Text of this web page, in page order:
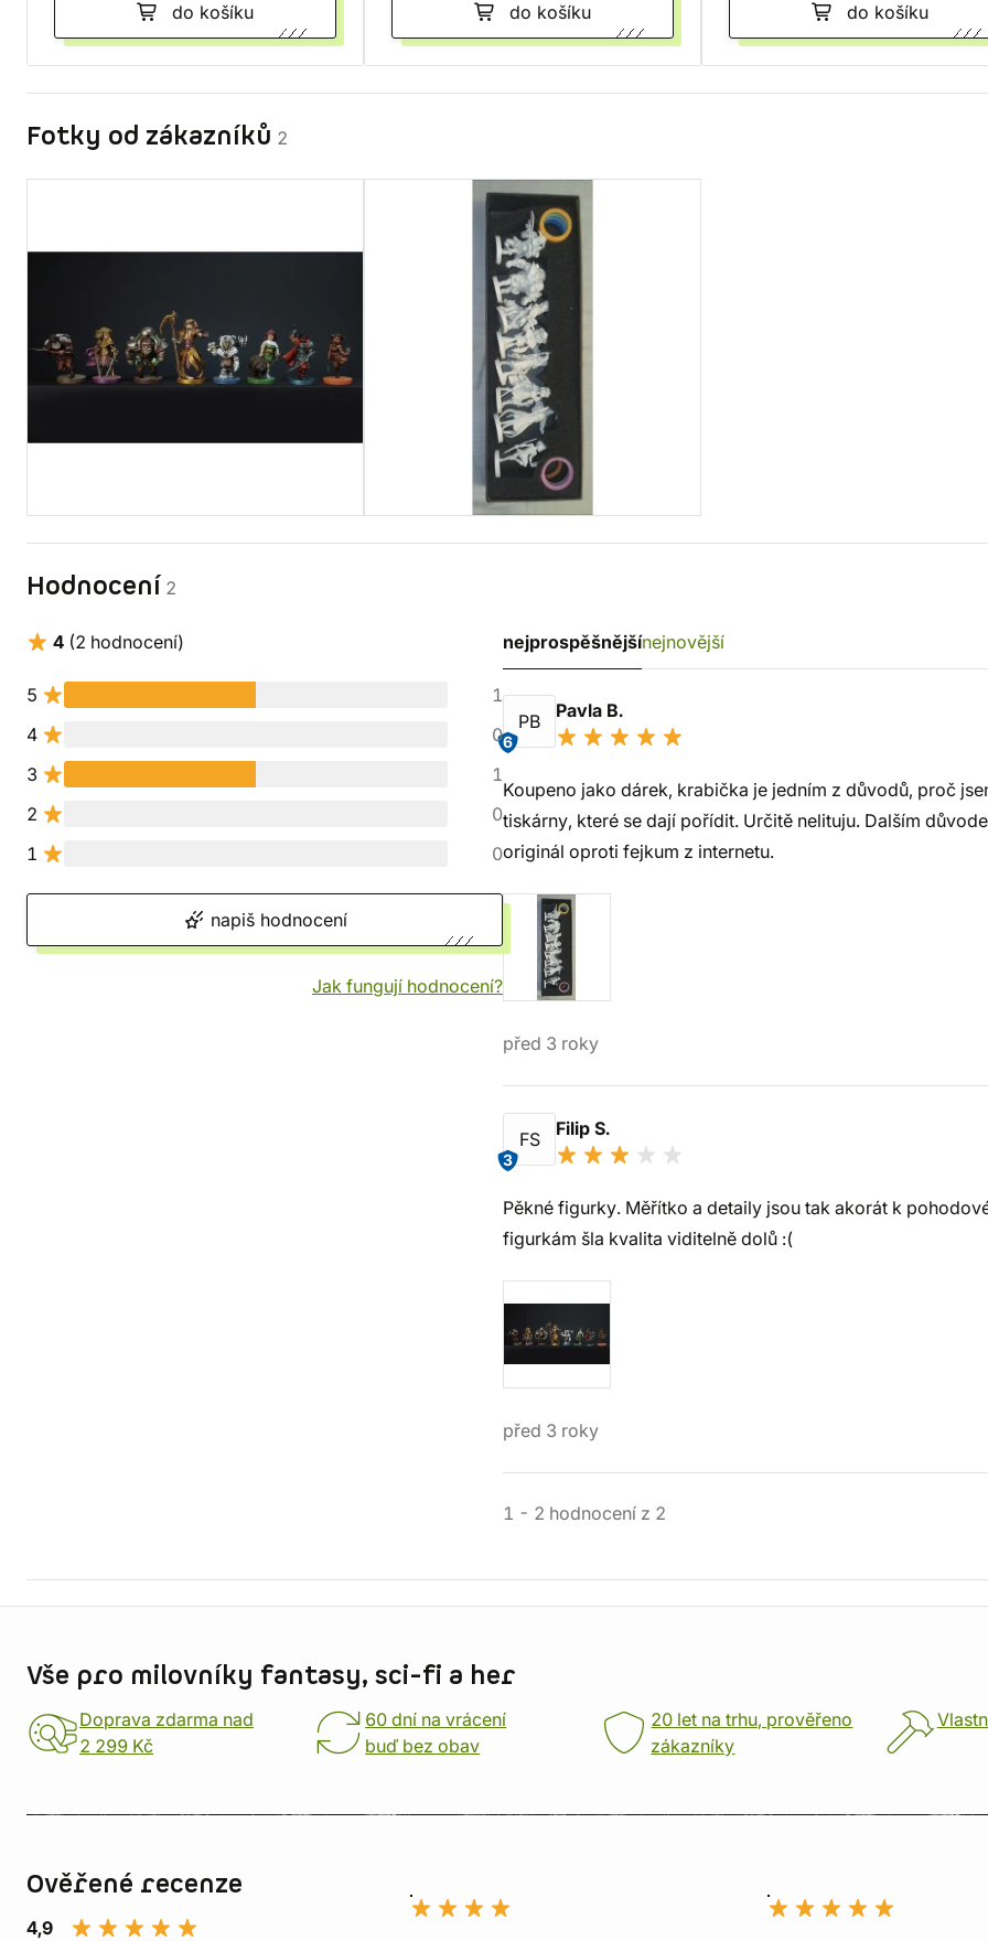
do košíku do košíku do košíku
Fotky od zákazníků 2
Hodnocení 2
4 (2 hodnocení)
5
1
4
0
3
1
2
0
1
0
napiš hodnocení
Jak fungují hodnocení?
nejprospěšnějšínejnovější
PB
6
Pavla B.
Koupeno jako dárek, krabička je jedním z důvodů, proč
tiskárny, které se dají pořídit. Určitě nelituju. Dalším
originál oproti fejkum z internetu.
před 3 roky
FS
3
Filip S.
Pěkné figurky. Měřítko a detaily jsou tak akorát k
figurkám šla kvalita viditelně dolů :(
před 3 roky
1 - 2 hodnocení z 2
Vše pro milovníky fantasy, sci-fi a her
Doprava zdarma nad
2 299 Kč
60 dní na vrácení
buď bez obav
20 let na trhu, prověřeno
zákazníky
Ověřené recenze
4,9